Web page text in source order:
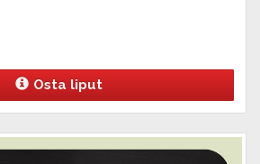
Osta liput